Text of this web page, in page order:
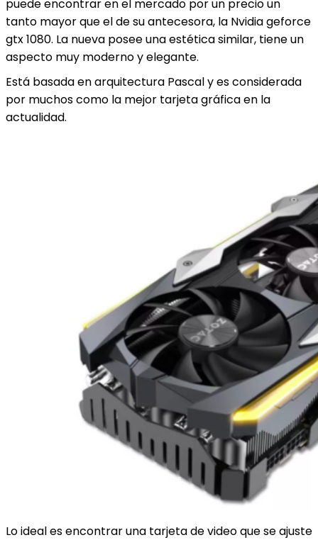
puede encontrar en el mercado por un precio un
tanto mayor que el de su antecesora, la Nvidia geforce
gtx 1080. La nueva posee una estética similar, tiene un
aspecto muy moderno y elegante.
Está basada en arquitectura Pascal y es considerada
por muchos como la mejor tarjeta gráfica en la
actualidad.
Lo ideal es encontrar una tarjeta de video que se ajuste